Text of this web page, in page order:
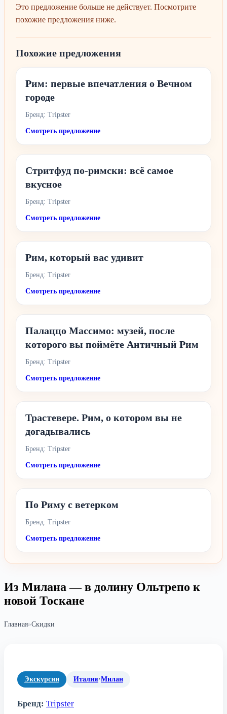
Это предложение больше не действует. Посмотрите
похожие предложения ниже.
Похожие предложения
Рим: первые впечатления о Вечном
городе
Бренд: Tripster
Смотреть предложение
Стритфуд по-римски: всё самое
вкусное
Бренд: Tripster
Смотреть предложение
Рим, который вас удивит
Бренд: Tripster
Смотреть предложение
Палаццо Массимо: музей, после
которого вы поймёте Античный Рим
Бренд: Tripster
Смотреть предложение
Трастевере. Рим, о котором вы не
догадывались
Бренд: Tripster
Смотреть предложение
По Риму с ветерком
Бренд: Tripster
Смотреть предложение
Из Милана — в долину Ольтрепо к
новой Тоскане
Главная»Скидки
Экскурсии Италия·Милан
Бренд: Tripster